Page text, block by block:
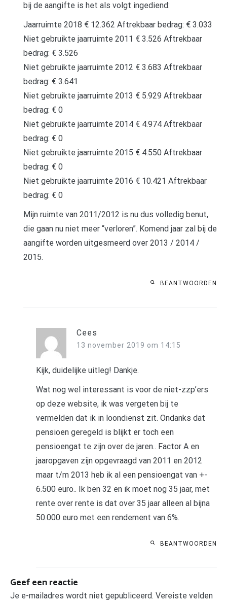
bij de aangifte is het als volgt ingediend:
Jaarruimte 2018 € 12.362 Aftrekbaar bedrag: € 3.033
Niet gebruikte jaarruimte 2011 € 3.526 Aftrekbaar
bedrag: € 3.526
Niet gebruikte jaarruimte 2012 € 3.683 Aftrekbaar
bedrag: € 3.641
Niet gebruikte jaarruimte 2013 € 5.929 Aftrekbaar
bedrag: € 0
Niet gebruikte jaarruimte 2014 € 4.974 Aftrekbaar
bedrag: € 0
Niet gebruikte jaarruimte 2015 € 4.550 Aftrekbaar
bedrag: € 0
Niet gebruikte jaarruimte 2016 € 10.421 Aftrekbaar
bedrag: € 0
Mijn ruimte van 2011/2012 is nu dus volledig benut,
die gaan nu niet meer “verloren”. Komend jaar zal bij de
aangifte worden uitgesmeerd over 2013 / 2014 /
2015.
BEANTWOORDEN
Cees
13 november 2019 om 14:15
Kijk, duidelijke uitleg! Dankje.
Wat nog wel interessant is voor de niet-zzp’ers
op deze website, ik was vergeten bij te
vermelden dat ik in loondienst zit. Ondanks dat
pensioen geregeld is blijkt er toch een
pensioengat te zijn over de jaren.. Factor A en
jaaropgaven zijn opgevraagd van 2011 en 2012
maar t/m 2013 heb ik al een pensioengat van +-
6.500 euro.. Ik ben 32 en ik moet nog 35 jaar, met
rente over rente is dat over 35 jaar alleen al bijna
50.000 euro met een rendement van 6%.
BEANTWOORDEN
Geef een reactie
Je e-mailadres wordt niet gepubliceerd. Vereiste velden